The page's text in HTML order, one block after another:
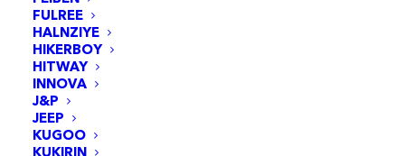
FULREE
HALNZIYE
HIKERBOY
HITWAY
INNOVA
J&P
JEEP
KUGOO
KUKIRIN